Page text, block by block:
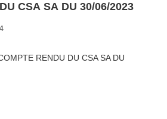
CSA SA DU 30/06/2023